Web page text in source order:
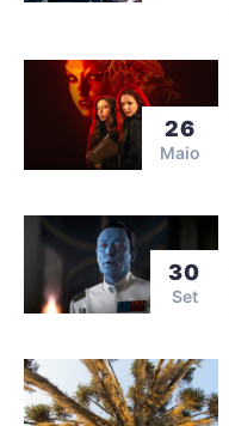
26
Maio
30
Set